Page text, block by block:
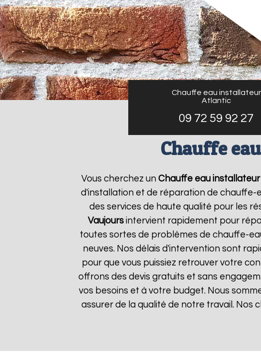
Chauffe eau installateur
Atlantic
09 72 59 92 27
Chauffe
Vous cherchez un Chauffe eau
d'installation et de réparation de chauffe-
des services de haute qualité pour les
Vaujours intervient rapidement pour
toutes sortes de problèmes de chauffe-
neuves. Nos délais d'intervention sont
pour que vous puissiez retrouver votre
offrons des devis gratuits et sans
vos besoins et à votre budget. Nous
assurer de la qualité de notre travail. Nos